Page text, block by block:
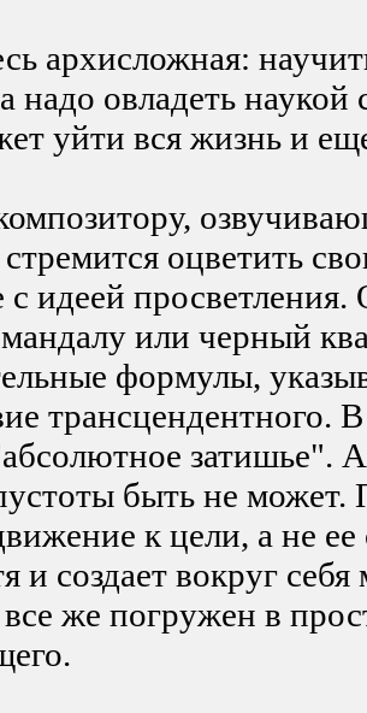
архисложная:
надо овладеть наукой
уйти вся жизнь и
оцветить
с идеей
мандалу или черный
формулы,
трансцендентного.
затишье".
быть не может.
к цели, а не
и создает вокруг
же погружен в